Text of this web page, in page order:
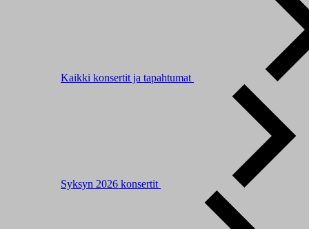
Kaikki konsertit ja tapahtumat
Syksyn 2026 konsertit